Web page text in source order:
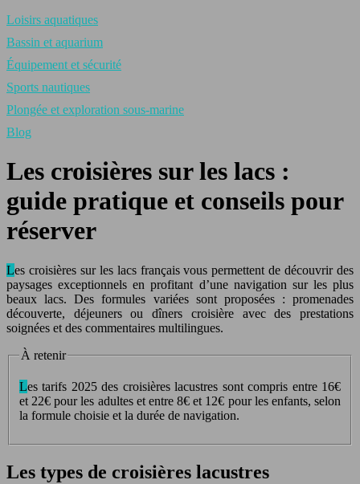
Loisirs aquatiques
Bassin et aquarium
Équipement et sécurité
Sports nautiques
Plongée et exploration sous-marine
Blog
Les croisières sur les lacs :
guide pratique et conseils pour
réserver
Les croisières sur les lacs français vous permettent de découvrir des
paysages exceptionnels en profitant d’une navigation sur les plus
beaux lacs. Des formules variées sont proposées : promenades
découverte, déjeuners ou dîners croisière avec des prestations
soignées et des commentaires multilingues.
À retenir
Les tarifs 2025 des croisières lacustres sont compris entre 16€
et 22€ pour les adultes et entre 8€ et 12€ pour les enfants, selon
la formule choisie et la durée de navigation.
Les types de croisières lacustres